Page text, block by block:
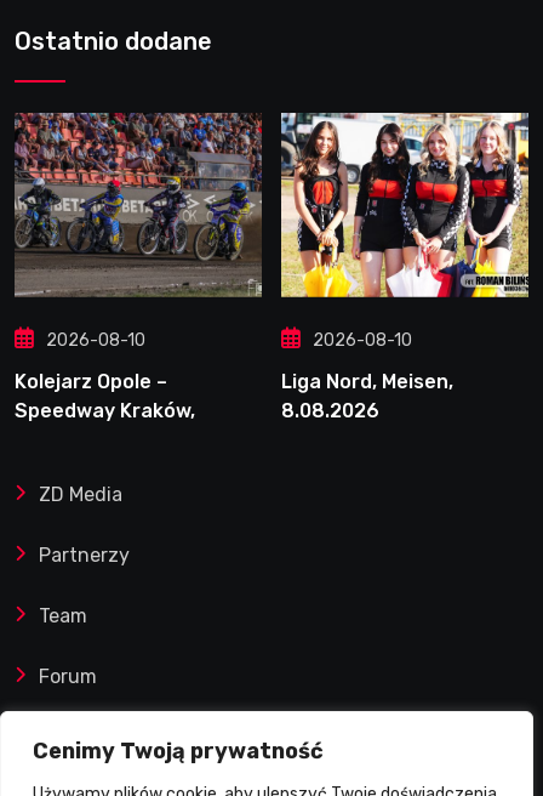
Cenimy Twoją prywatność
Ostatnio dodane
2026-08-10
Kolejarz Opole –
Speedway Kraków,
2026-08-10
Liga Nord, Meisen,
8.08.2026
ZD Media
Partnerzy
Team
Forum
Reklamy i współprace